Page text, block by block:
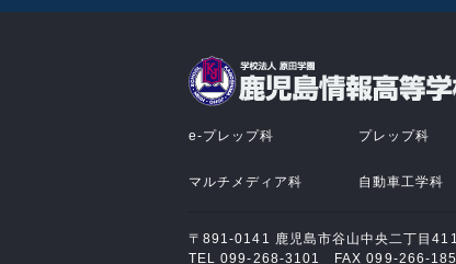
e-プレップ科 プレップ科
マルチメディア科 自動車工学科
〒891-0141 鹿児島市谷山中央二丁目
TEL 099-268-3101 FAX 099-266-